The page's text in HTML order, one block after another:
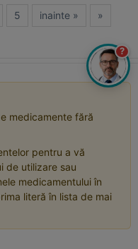
5 inainte » »
medicamente fără
pentru a vă
de utilizare sau
medicamentului în
literă în lista de mai
?